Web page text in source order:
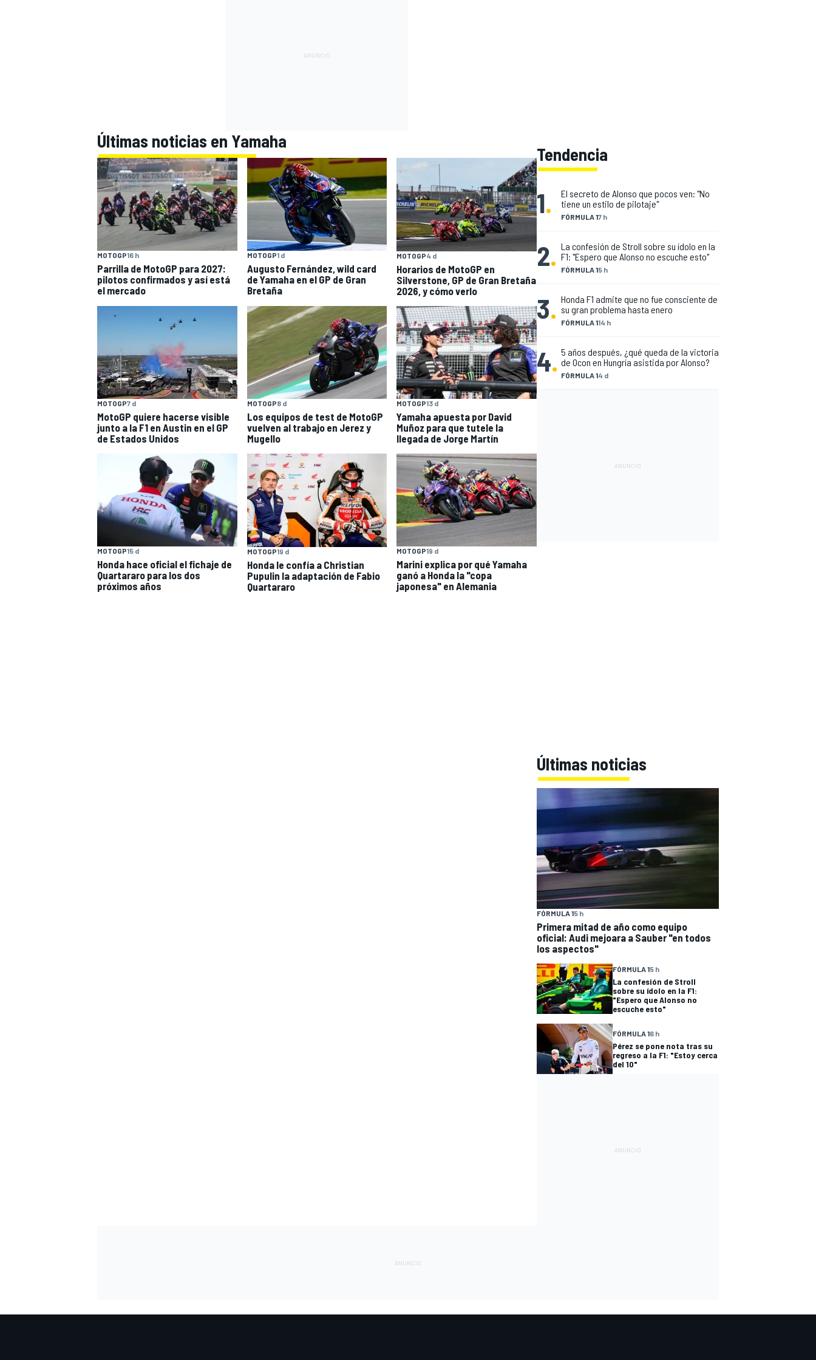
Últimas noticias en Yamaha
MOTOGP16 h
Parrilla de MotoGP para 2027:
pilotos confirmados y así está
el mercado
MOTOGP1 d
Augusto Fernández, wild card
de Yamaha en el GP de Gran
Bretaña
MOTOGP4 d
Horarios de MotoGP en
Silverstone, GP de Gran Bretaña
2026, y cómo verlo
MOTOGP7 d
MotoGP quiere hacerse visible
junto a la F1 en Austin en el GP
de Estados Unidos
MOTOGP8 d
Los equipos de test de MotoGP
vuelven al trabajo en Jerez y
Mugello
MOTOGP13 d
Yamaha apuesta por David
Muñoz para que tutele la
llegada de Jorge Martín
MOTOGP15 d
Honda hace oficial el fichaje de
Quartararo para los dos
próximos años
MOTOGP19 d
Honda le confía a Christian
Pupulin la adaptación de Fabio
Quartararo
MOTOGP19 d
Marini explica por qué Yamaha
ganó a Honda la "copa
japonesa" en Alemania
Tendencia
1. FÓRMULA 17 h
El secreto de Alonso que pocos ven: "No
tiene un estilo de pilotaje"
2. FÓRMULA 15 h
La confesión de Stroll sobre su ídolo en la
F1: "Espero que Alonso no escuche esto"
3. FÓRMULA 114 h
Honda F1 admite que no fue consciente de
su gran problema hasta enero
4. FÓRMULA 14 d
5 años después, ¿qué queda de la victoria
de Ocon en Hungría asistida por Alonso?
Últimas noticias
FÓRMULA 15 h
Primera mitad de año como equipo
oficial: Audi mejoara a Sauber "en todos
los aspectos"
FÓRMULA 15 h
La confesión de Stroll
sobre su ídolo en la F1:
"Espero que Alonso no
escuche esto"
FÓRMULA 16 h
Pérez se pone nota tras su
regreso a la F1: "Estoy cerca
del 10"